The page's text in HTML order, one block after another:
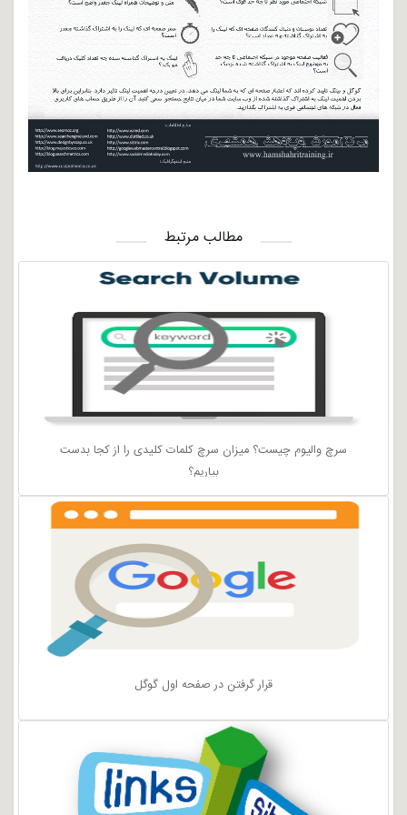
مطالب مرتبط
سرچ والیوم چیست؟ میزان سرچ کلمات کلیدی را از کجا بدست
بیاریم؟
قرار گرفتن در صفحه اول گوگل